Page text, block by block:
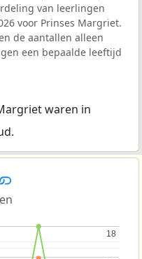
van leerlingen
voor Prinses Margriet.
de aantallen alleen
een bepaalde leeftijd
waren in
18
18